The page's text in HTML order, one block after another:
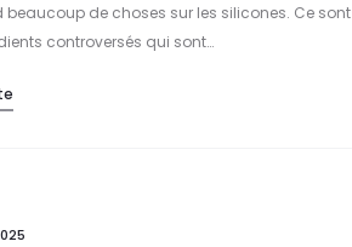
beaucoup de choses sur les silicones. Ce sont
controversés qui sont…